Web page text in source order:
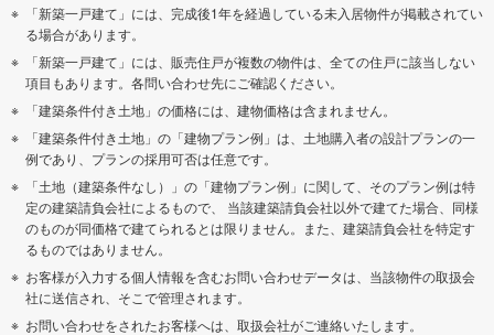
「新築一戸建て」には、完成後1年を経過している未入居物件が掲載されてい
る場合があります。
「新築一戸建て」には、販売住戸が複数の物件は、全ての住戸に該当しない
項目もあります。各問い合わせ先にご確認ください。
「建築条件付き土地」の価格には、建物価格は含まれません。
「建築条件付き土地」の「建物プラン例」は、土地購入者の設計プランの一
例であり、プランの採用可否は任意です。
「土地（建築条件なし）」の「建物プラン例」に関して、そのプラン例は特
定の建築請負会社によるもので、 当該建築請負会社以外で建てた場合、同様
のものが同価格で建てられるとは限りません。また、建築請負会社を特定す
るものではありません。
お客様が入力する個人情報を含むお問い合わせデータは、当該物件の取扱会
社に送信され、そこで管理されます。
お問い合わせをされたお客様へは、取扱会社がご連絡いたします。